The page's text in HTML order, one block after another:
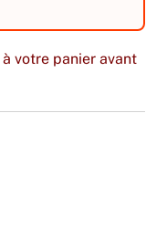
votre panier avant